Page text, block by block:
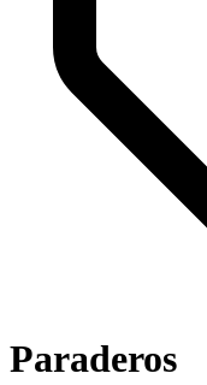
Paraderos